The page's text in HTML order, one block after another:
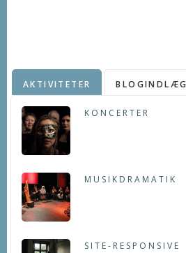
AKTIVITETER BLOGINDLÆG
KONCERTER
MUSIKDRAMATIK
SITE-RESPONSIVE